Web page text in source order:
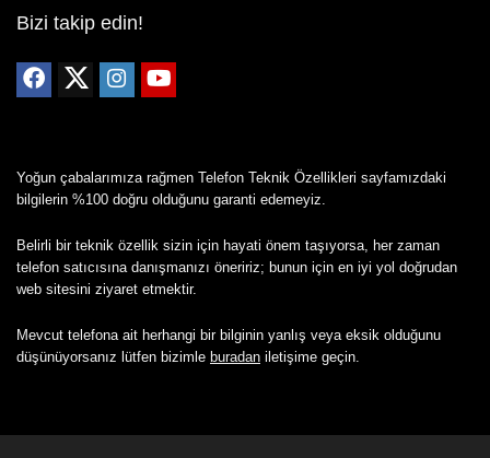
Bizi takip edin!
Yoğun çabalarımıza rağmen Telefon Teknik Özellikleri sayfamızdaki
bilgilerin %100 doğru olduğunu garanti edemeyiz.
Belirli bir teknik özellik sizin için hayati önem taşıyorsa, her zaman
telefon satıcısına danışmanızı öneririz; bunun için en iyi yol doğrudan
web sitesini ziyaret etmektir.
Mevcut telefona ait herhangi bir bilginin yanlış veya eksik olduğunu
düşünüyorsanız lütfen bizimle buradan iletişime geçin.